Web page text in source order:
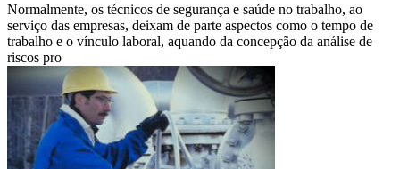
Normalmente, os técnicos de segurança e saúde no trabalho, ao
serviço das empresas, deixam de parte aspectos como o tempo de
trabalho e o vínculo laboral, aquando da concepção da análise de
riscos pro